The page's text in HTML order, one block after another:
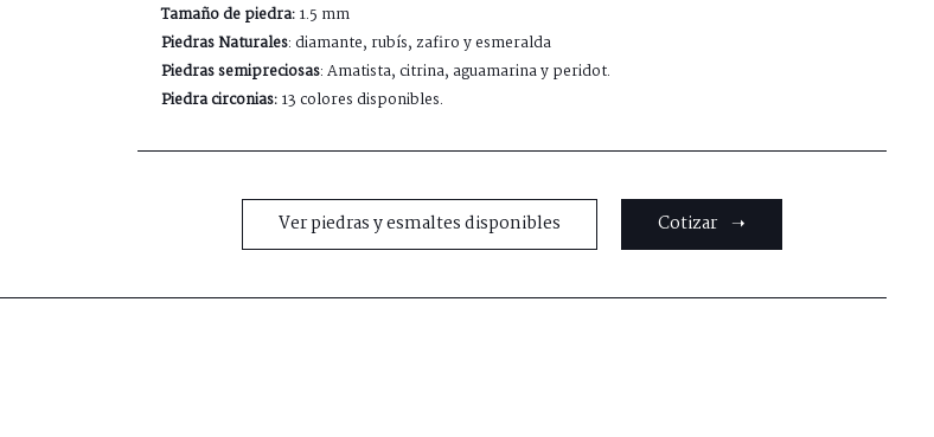
Tamaño de piedra:1.5 mm
Piedras Naturales: diamante, rubís, zafiro y esmeralda
Piedras semipreciosas: Amatista, citrina, aguamarina y peridot.
Piedra circonias:13 colores disponibles.
Ver piedras y esmaltes disponibles Cotizar ➝